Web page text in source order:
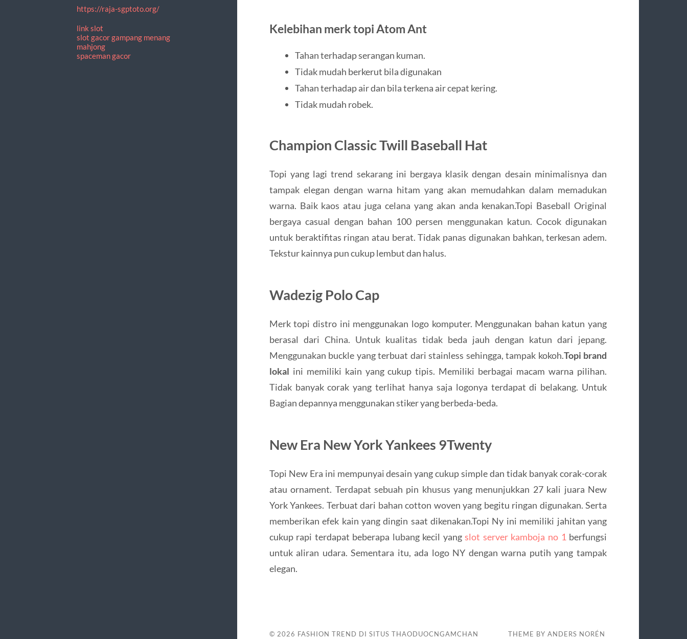
https://raja-sgptoto.org/
link slot
slot gacor gampang menang
mahjong
spaceman gacor
Kelebihan merk topi Atom Ant
Tahan terhadap serangan kuman.
Tidak mudah berkerut bila digunakan
Tahan terhadap air dan bila terkena air cepat kering.
Tidak mudah robek.
Champion Classic Twill Baseball Hat
Topi yang lagi trend sekarang ini bergaya klasik dengan desain minimalisnya dan
tampak elegan dengan warna hitam yang akan memudahkan dalam memadukan
warna. Baik kaos atau juga celana yang akan anda kenakan.Topi Baseball Original
bergaya casual dengan bahan 100 persen menggunakan katun. Cocok digunakan
untuk beraktifitas ringan atau berat. Tidak panas digunakan bahkan, terkesan adem.
Tekstur kainnya pun cukup lembut dan halus.
Wadezig Polo Cap
Merk topi distro ini menggunakan logo komputer. Menggunakan bahan katun yang
berasal dari China. Untuk kualitas tidak beda jauh dengan katun dari jepang.
Menggunakan buckle yang terbuat dari stainless sehingga, tampak kokoh.Topi brand
lokal ini memiliki kain yang cukup tipis. Memiliki berbagai macam warna pilihan.
Tidak banyak corak yang terlihat hanya saja logonya terdapat di belakang. Untuk
Bagian depannya menggunakan stiker yang berbeda-beda.
New Era New York Yankees 9Twenty
Topi New Era ini mempunyai desain yang cukup simple dan tidak banyak corak-corak
atau ornament. Terdapat sebuah pin khusus yang menunjukkan 27 kali juara New
York Yankees. Terbuat dari bahan cotton woven yang begitu ringan digunakan. Serta
memberikan efek kain yang dingin saat dikenakan.Topi Ny ini memiliki jahitan yang
cukup rapi terdapat beberapa lubang kecil yangslot server kamboja no 1 berfungsi
untuk aliran udara. Sementara itu, ada logo NY dengan warna putih yang tampak
elegan.
© 2026 FASHION TREND DI SITUS THAODUOCNGAMCHAN THEME BYANDERS NORÉN